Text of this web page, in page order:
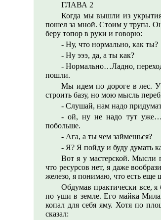
ГЛАВА 2
Когда мы вышли из
пошел за мной. Стоим у трупа.
беру топор в руки и говорю:
- Ну, что нормально, как ты?
- Ну эээ, да, а ты как?
- Нормально…Ладно,
пошли.
Мы идем по дороге в лес. У
строить базу, но мою мысль
- Слушай, нам надо
- ой, ну не надо тут
побольше.
- Ага, а ты чем займешься?
- Я? Я пойду и буду думать
Вот я у мастерской. Мысли
что ресурсов нет, я даже
железо, я понимаю, что есть еще
Обдумав практически все,
по уши в земле. Его майка
копал для себя яму. Хотя по
сказал: